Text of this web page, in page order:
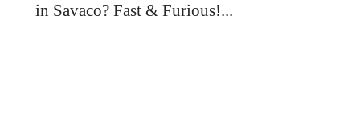
in Savaco? Fast & Furious!...